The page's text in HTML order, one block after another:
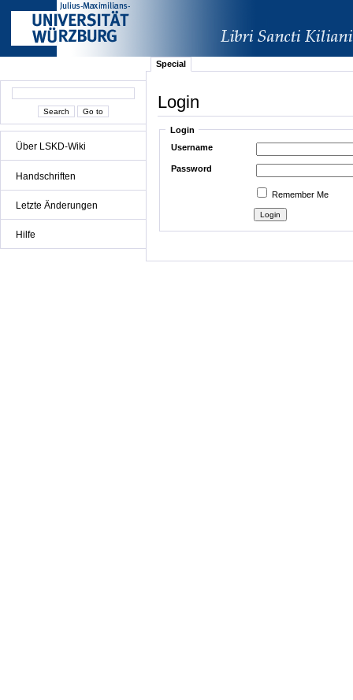
Über LSKD-Wiki
Handschriften
Letzte Änderungen
Hilfe
Special
Login
Login
Username
Password
Remember Me